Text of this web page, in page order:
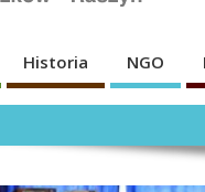
Historia NGO